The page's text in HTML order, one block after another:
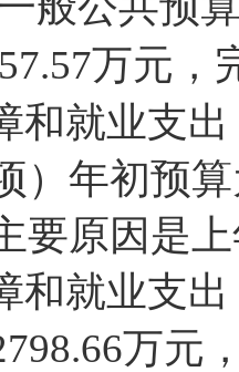
万元，
和就业支
年初预
要原因是
和就业支
万元